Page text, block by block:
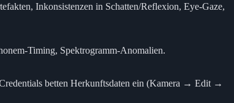
Inkonsistenzen in Schatten/Reflexion, Eye-Gaze,
Timing, Spektrogramm-Anomalien.
betten Herkunftsdaten ein (Kamera → Edit →